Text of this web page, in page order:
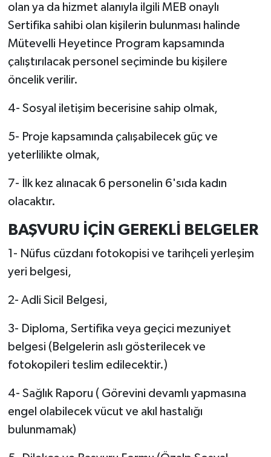
olan ya da hizmet alanıyla ilgili MEB onaylı
Sertifika sahibi olan kişilerin bulunması halinde
Mütevelli Heyetince Program kapsamında
çalıştırılacak personel seçiminde bu kişilere
öncelik verilir.
4- Sosyal iletişim becerisine sahip olmak,
5- Proje kapsamında çalışabilecek güç ve
yeterlilikte olmak,
7- İlk kez alınacak 6 personelin 6'sıda kadın
olacaktır.
BAŞVURU İÇİN GEREKLİ BELGELER
1- Nüfus cüzdanı fotokopisi ve tarihçeli yerleşim
yeri belgesi,
2- Adli Sicil Belgesi,
3- Diploma, Sertifika veya geçici mezuniyet
belgesi (Belgelerin aslı gösterilecek ve
fotokopileri teslim edilecektir.)
4- Sağlık Raporu ( Görevini devamlı yapmasına
engel olabilecek vücut ve akıl hastalığı
bulunmamak)